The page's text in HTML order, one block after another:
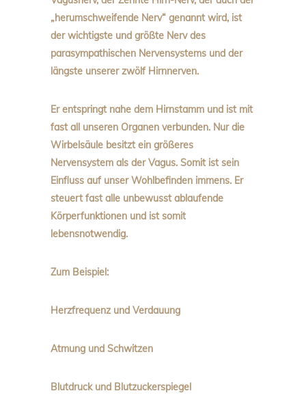
„herumschweifende Nerv“ genannt wird, ist
der wichtigste und größte Nerv des
parasympathischen Nervensystems und der
längste unserer zwölf Hirnnerven.
Er entspringt nahe dem Hirnstamm und ist mit
fast all unseren Organen verbunden. Nur die
Wirbelsäule besitzt ein größeres
Nervensystem als der Vagus. Somit ist sein
Einfluss auf unser Wohlbefinden immens. Er
steuert fast alle unbewusst ablaufende
Körperfunktionen und ist somit
lebensnotwendig.
Zum Beispiel:
Herzfrequenz und Verdauung
Atmung und Schwitzen
Blutdruck und Blutzuckerspiegel